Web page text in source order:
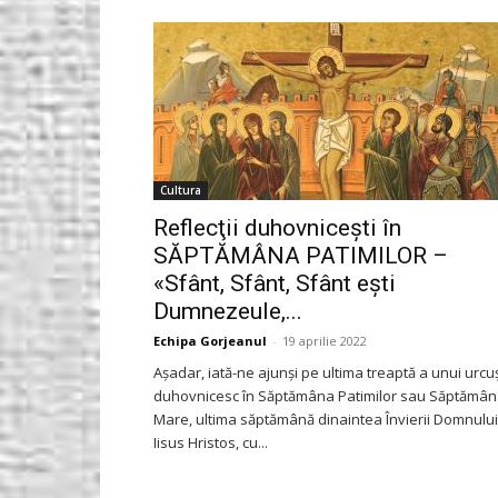
Gorjeanul.ro
Cultura
Reflecţii duhovniceşti în
SĂPTĂMÂNA PATIMILOR –
«Sfânt, Sfânt, Sfânt eşti
Dumnezeule,...
Echipa Gorjeanul - 19 aprilie 2022
Aşadar, iată-ne ajunşi pe ultima treaptă a unui
duhovnicesc în Săptămâna Patimilor sau
Mare, ultima săptămână dinaintea Învierii Domnului
Iisus Hristos, cu...